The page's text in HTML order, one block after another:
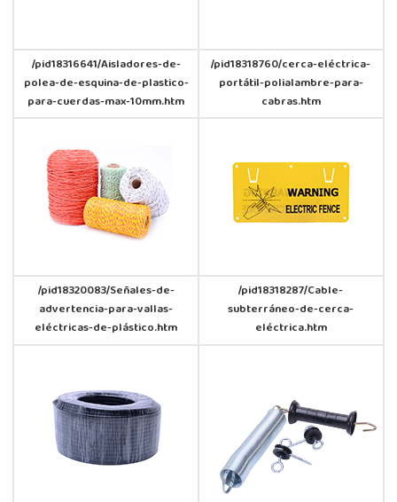
/pid18316641/Aisladores-de-
polea-de-esquina-de-plastico-
para-cuerdas-max-10mm.htm
/pid18318760/cerca-eléctrica-
portátil-polialambre-para-
cabras.htm
/pid18320083/Señales-de-
advertencia-para-vallas-
eléctricas-de-plástico.htm
/pid18318287/Cable-
subterráneo-de-cerca-
eléctrica.htm